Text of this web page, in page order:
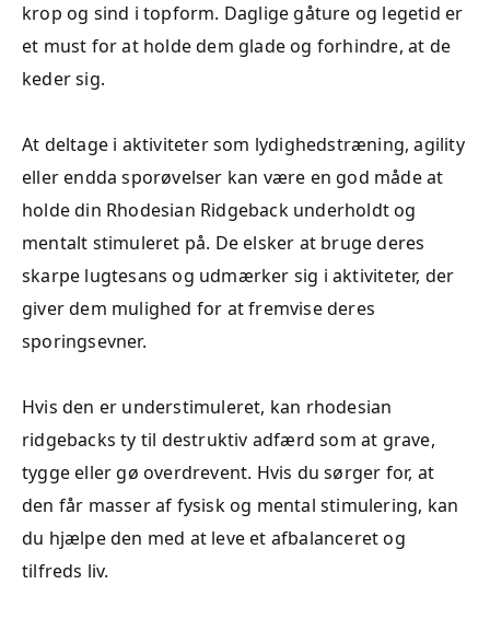
krop og sind i topform. Daglige gåture og legetid er
et must for at holde dem glade og forhindre, at de
keder sig.
At deltage i aktiviteter som lydighedstræning, agility
eller endda sporøvelser kan være en god måde at
holde din Rhodesian Ridgeback underholdt og
mentalt stimuleret på. De elsker at bruge deres
skarpe lugtesans og udmærker sig i aktiviteter, der
giver dem mulighed for at fremvise deres
sporingsevner.
Hvis den er understimuleret, kan rhodesian
ridgebacks ty til destruktiv adfærd som at grave,
tygge eller gø overdrevent. Hvis du sørger for, at
den får masser af fysisk og mental stimulering, kan
du hjælpe den med at leve et afbalanceret og
tilfreds liv.